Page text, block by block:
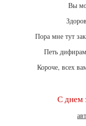
Вы
Пора мне тут
Петь
Короче, всех
С днем